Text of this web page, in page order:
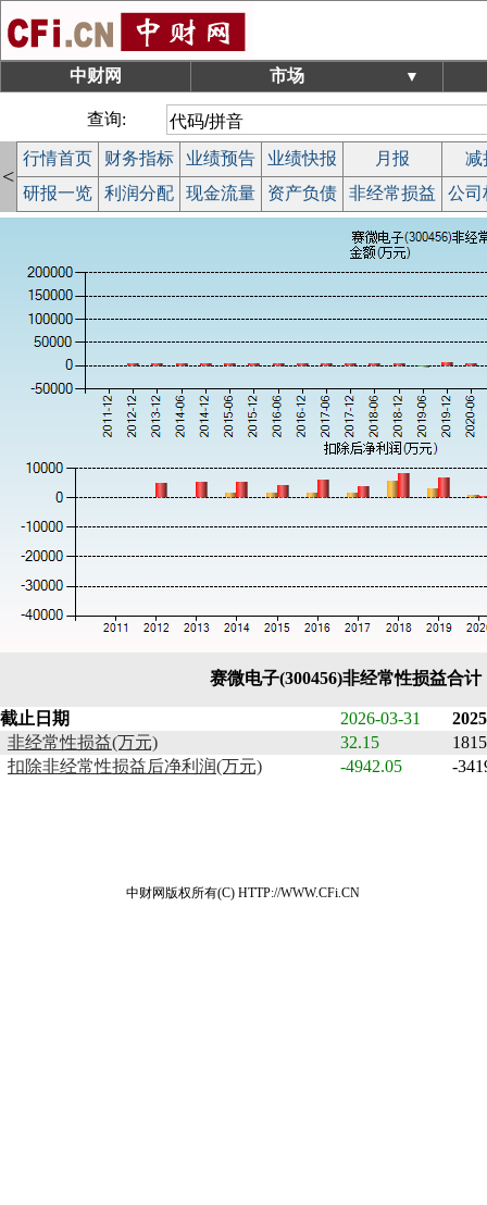
中财网 市场 ▼
查询:
<
行情首页 财务指标 业绩预告 业绩快报 月报
减
研报一览
利润分配 现金流量 资产负债 非经常损益 公司
赛微电子(300456)非经常性损益合
截止日期 2026-03-31
非经常性损益(万元)
32.15
扣除非经常性损益后净利润(万元)
-4942.05 -
中财网版权所有(C) HTTP://WWW.CFi.CN